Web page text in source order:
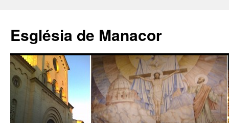
contenido
Església de Manacor